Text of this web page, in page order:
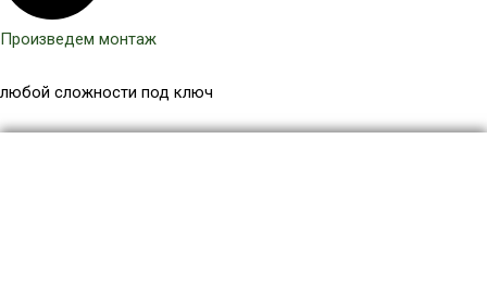
Произведем монтаж
любой сложности под ключ